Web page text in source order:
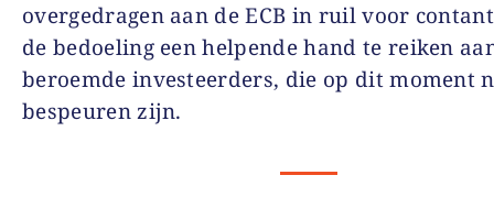
overgedragen aan de ECB in ruil voor
de bedoeling een helpende hand te reiken
beroemde investeerders, die op dit moment
bespeuren zijn.